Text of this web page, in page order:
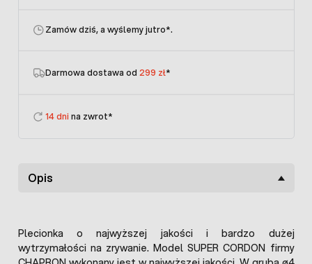
Zamów dziś, a wyślemy jutro*.
Darmowa dostawa od 299 zł*
14 dni na zwrot*
Opis
Plecionka o najwyższej jakości i bardzo dużej
wytrzymałości na zrywanie. Model SUPER CORDON firmy